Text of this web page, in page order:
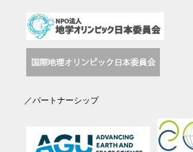
／パートナーシップ